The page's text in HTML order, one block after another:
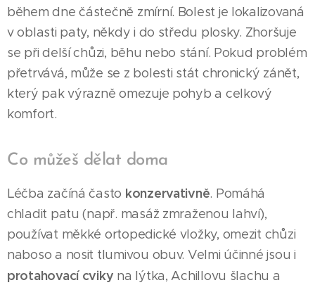
během dne částečně zmírní. Bolest je lokalizovaná
v oblasti paty, někdy i do středu plosky. Zhoršuje
se při delší chůzi, běhu nebo stání. Pokud problém
přetrvává, může se z bolesti stát chronický zánět,
který pak výrazně omezuje pohyb a celkový
komfort.
Co můžeš dělat doma
Léčba začíná často konzervativně. Pomáhá
chladit patu (např. masáž zmraženou lahví),
používat měkké ortopedické vložky, omezit chůzi
naboso a nosit tlumivou obuv. Velmi účinné jsou i
protahovací cviky na lýtka, Achillovu šlachu a